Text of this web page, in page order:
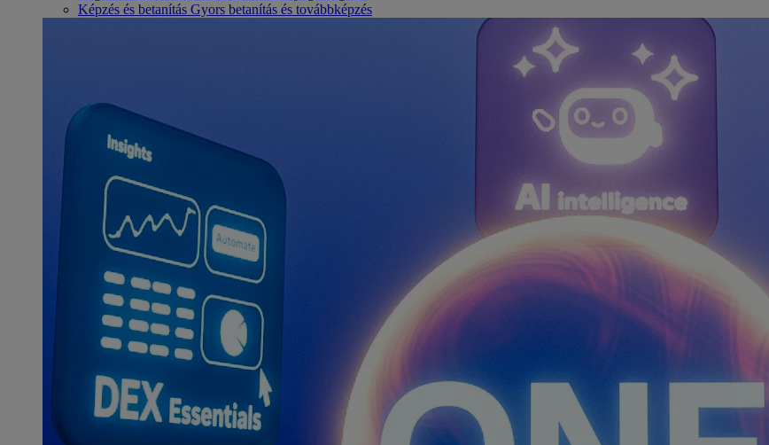
Képzés és betanítás Gyors betanítás és továbbképzés